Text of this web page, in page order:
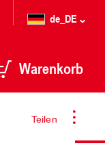
de_DE
Warenkorb
Teilen